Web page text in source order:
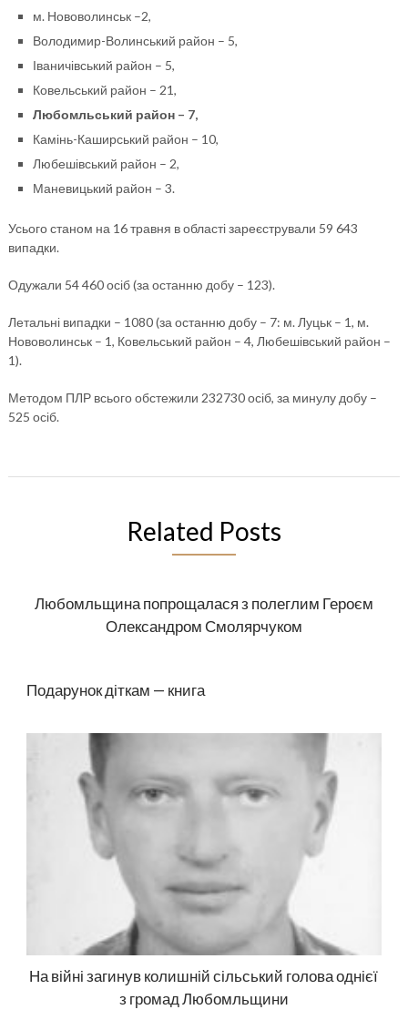
м. Нововолинськ –2,
Володимир-Волинський район – 5,
Іваничівський район – 5,
Ковельський район – 21,
Любомльський район – 7,
Камінь-Каширський район – 10,
Любешівський район – 2,
Маневицький район – 3.
Усього станом на 16 травня в області зареєстрували 59 643
випадки.
Одужали 54 460 осіб (за останню добу – 123).
Летальні випадки – 1080 (за останню добу – 7: м. Луцьк – 1, м.
Нововолинськ – 1, Ковельський район – 4, Любешівський район –
1).
Методом ПЛР всього обстежили 232730 осіб, за минулу добу –
525 осіб.
Related Posts
Любомльщина попрощалася з полеглим Героєм
Олександром Смолярчуком
Подарунок діткам — книга
На війні загинув колишній сільський голова однієї
з громад Любомльщини